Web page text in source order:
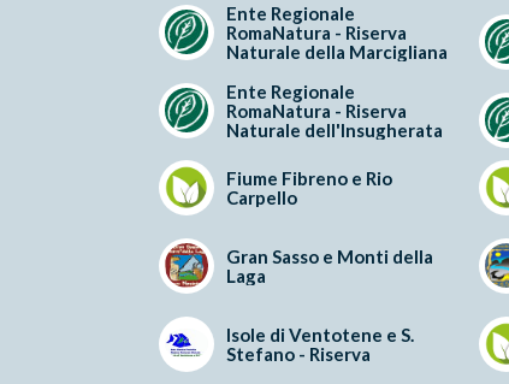
Ente Regionale
RomaNatura - Riserva
Naturale della Marcigliana
Ente Regionale
RomaNatura - Riserva
Naturale dell'Insugherata
Fiume Fibreno e Rio
Carpello
Gran Sasso e Monti della
Laga
Isole di Ventotene e S.
Stefano - Riserva